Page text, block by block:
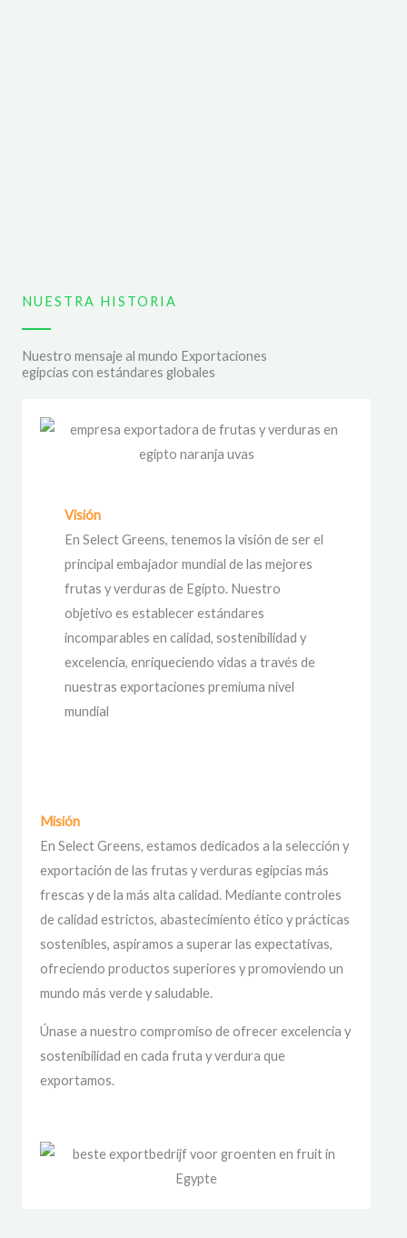
NUESTRA HISTORIA
Nuestro mensaje al mundo Exportaciones
egipcias con estándares globales
Visión
En Select Greens, tenemos la visión de ser el
principal embajador mundial de las mejores
frutas y verduras de Egipto. Nuestro
objetivo es establecer estándares
incomparables en calidad, sostenibilidad y
excelencia, enriqueciendo vidas a través de
nuestras exportaciones premiuma nivel
mundial
Misión
En Select Greens, estamos dedicados a la selección y
exportación de las frutas y verduras egipcias más
frescas y de la más alta calidad. Mediante controles
de calidad estrictos, abastecimiento ético y prácticas
sostenibles, aspiramos a superar las expectativas,
ofreciendo productos superiores y promoviendo un
mundo más verde y saludable.
Únase a nuestro compromiso de ofrecer excelencia y
sostenibilidad en cada fruta y verdura que
exportamos.